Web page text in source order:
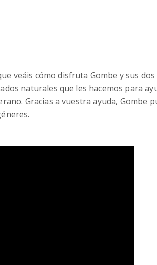
veáis cómo disfruta Gombe y sus
naturales que les hacemos para
Gracias a vuestra ayuda, Gombe